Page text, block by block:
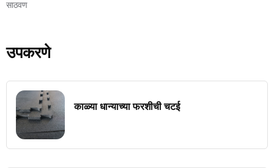
साठवण
उपकरणे
काळ्या धान्याच्या फरशीची चटई